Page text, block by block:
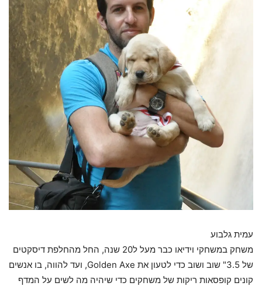
עמית גלבוע
משחק במשחקי וידיאו כבר מעל ל20 שנה, החל מהחלפת דיסקטים
של 3.5" שוב ושוב כדי לטעון את Golden Axe, ועד להווה, בו אנשים
קונים קופסאות ריקות של משחקים כדי שיהיה מה לשים על המדף